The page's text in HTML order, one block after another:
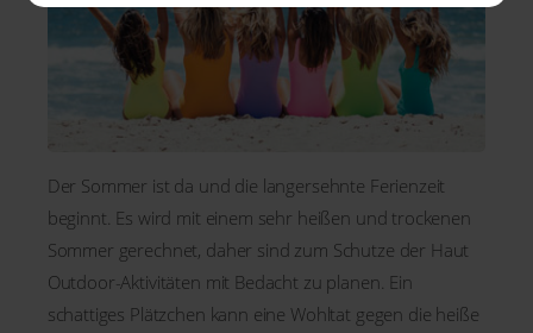
Der Sommer ist da und die langersehnte Ferienzeit
beginnt. Es wird mit einem sehr heißen und trockenen
Sommer gerechnet, daher sind zum Schutze der Haut
Outdoor-Aktivitäten mit Bedacht zu planen. Ein
schattiges Plätzchen kann eine Wohltat gegen die heiße